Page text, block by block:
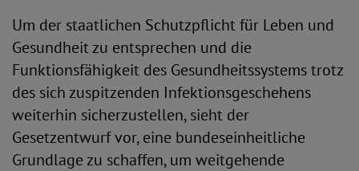
Um der staatlichen Schutzpflicht für Leben und
Gesundheit zu entsprechen und die
Funktionsfähigkeit des Gesundheitssystems trotz
des sich zuspitzenden Infektionsgeschehens
weiterhin sicherzustellen, sieht der
Gesetzentwurf vor, eine bundeseinheitliche
Grundlage zu schaffen, um weitgehende